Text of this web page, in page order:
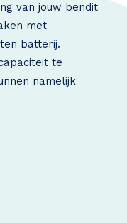
van jouw bendit
met
batterij.
te
namelijk